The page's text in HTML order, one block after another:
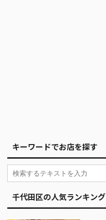
キーワードでお店を探す
千代田区の人気ランキング